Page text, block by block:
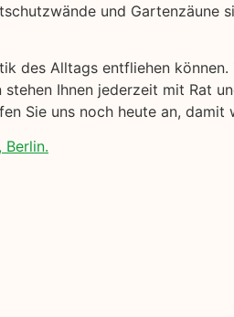
und
des Alltags entfliehen
Ihnen jederzeit mit Rat
Sie uns noch heute an,
Berlin.